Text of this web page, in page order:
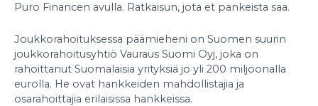
Puro Financen avulla. Ratkaisun, jota et pankeista saa.
Joukkorahoituksessa päämieheni on Suomen suurin
joukkorahoitusyhtiö Vauraus Suomi Oyj, joka on
rahoittanut Suomalaisia yrityksiä jo yli 200 miljoonalla
eurolla. He ovat hankkeiden mahdollistajia ja
osarahoittajia erilaisissa hankkeissa.